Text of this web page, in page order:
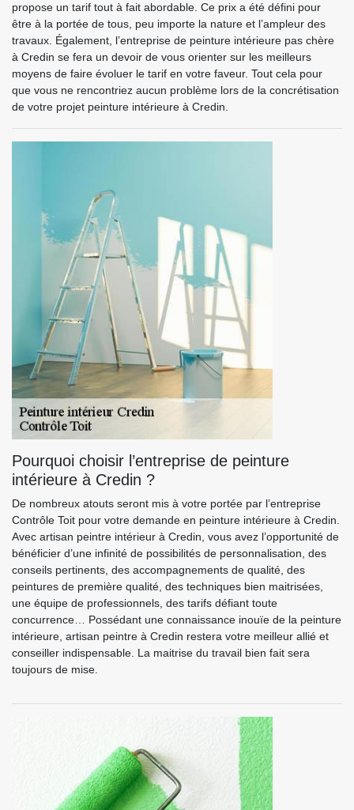
propose un tarif tout à fait abordable. Ce prix a été défini pour
être à la portée de tous, peu importe la nature et l’ampleur des
travaux. Également, l’entreprise de peinture intérieure pas chère
à Credin se fera un devoir de vous orienter sur les meilleurs
moyens de faire évoluer le tarif en votre faveur. Tout cela pour
que vous ne rencontriez aucun problème lors de la concrétisation
de votre projet peinture intérieure à Credin.
Pourquoi choisir l’entreprise de peinture
intérieure à Credin ?
De nombreux atouts seront mis à votre portée par l’entreprise
Contrôle Toit pour votre demande en peinture intérieure à Credin.
Avec artisan peintre intérieur à Credin, vous avez l’opportunité de
bénéficier d’une infinité de possibilités de personnalisation, des
conseils pertinents, des accompagnements de qualité, des
peintures de première qualité, des techniques bien maitrisées,
une équipe de professionnels, des tarifs défiant toute
concurrence… Possédant une connaissance inouïe de la peinture
intérieure, artisan peintre à Credin restera votre meilleur allié et
conseiller indispensable. La maitrise du travail bien fait sera
toujours de mise.